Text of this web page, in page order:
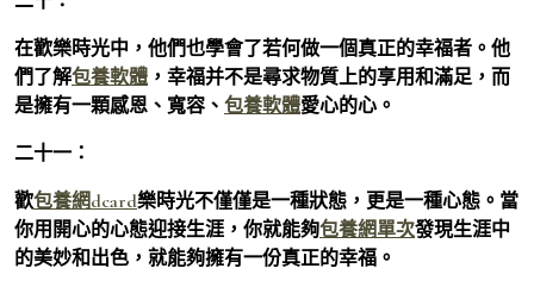
在歡樂時光中，他們也學會了若何做一個真正的幸福者。他
們了解包養軟體 ，幸福并不是尋求物質上的享用和滿足，而
是擁有一顆感恩、寬容、 包養軟體愛心的心。
二十一：
歡包養網dcard樂時光不僅僅是一種狀態，更是一種心態。當
你用開心的心態迎接生涯，你就能夠包養網單次發現生涯中
的美妙和出色，就能夠擁有一份真正的幸福。